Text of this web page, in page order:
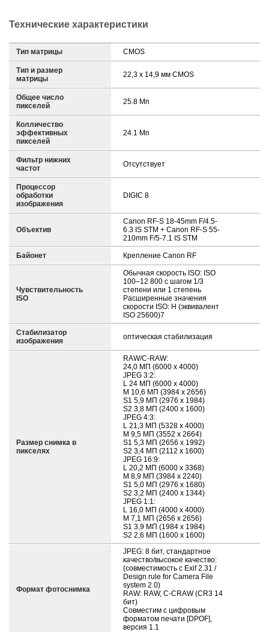
Технические характеристики
Тип матрицы CMOS
Тип и размер
матрицы
22,3 x 14,9 мм CMOS
Общее число
пикселей
25.8 Мп
Колличество
эффективных
пикселей
24.1 Мп
Фильтр нижних
частот
Отсутствует
Процессор
обработки
изображения
DIGIC 8
Объектив
Canon RF-S 18-45mm F/4.5-
6.3 IS STM + Canon RF-S 55-
210mm F/5-7.1 IS STM
Байонет Крепление Canon RF
Чувствительность
ISO
Обычная скорость ISO: ISO
100–12 800 с шагом 1/3
степени или 1 степень
Расширенные значения
скорости ISO: H (эквивалент
ISO 25600)7
Стабилизатор
изображения
оптическая стабилизация
Размер снимка в
пикселях
RAW/C-RAW:
24,0 МП (6000 x 4000)
JPEG 3:2:
L 24 МП (6000 x 4000)
M 10,6 МП (3984 x 2656)
S1 5,9 МП (2976 x 1984)
S2 3,8 МП (2400 x 1600)
JPEG 4:3:
L 21,3 МП (5328 x 4000)
M 9,5 МП (3552 x 2664)
S1 5,3 МП (2656 x 1992)
S2 3,4 МП (2112 x 1600)
JPEG 16:9:
L 20,2 МП (6000 x 3368)
M 8,9 МП (3984 x 2240)
S1 5,0 МП (2976 x 1680)
S2 3,2 МП (2400 x 1344)
JPEG 1:1:
L 16,0 МП (4000 x 4000)
M 7,1 МП (2656 x 2656)
S1 3,9 МП (1984 x 1984)
S2 2,6 МП (1600 x 1600)
Формат фотоснимка
JPEG: 8 бит, стандартное
качество/высокое качество:
(совместимость с Exif 2.31 /
Design rule for Camera File
system 2.0)
RAW: RAW, C-CRAW (CR3 14
бит)
Совместим с цифровым
форматом печати [DPOF],
версия 1.1